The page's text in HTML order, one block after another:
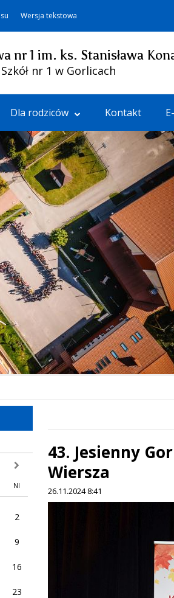
Wersja tekstowa
nr 1 im. ks. Stanisława
nr 1 w Gorlicach
Dla rodziców Kontakt
następny miesiąc
NI
2
9
16
23
43. Jesienny
Wiersza
26.11.2024 8:41